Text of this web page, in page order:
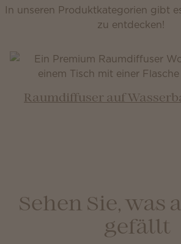
In unseren Produktkategorien gibt
zu entdecken!
Raumdiffuser auf
Sehen Sie, was
gefällt